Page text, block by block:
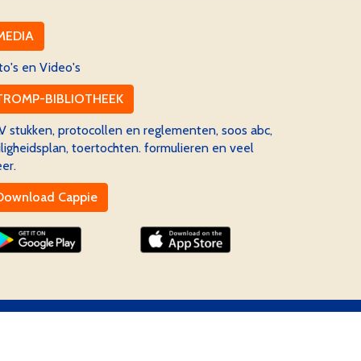
en Video's
BIBLIOTHEEK
stukken, protocollen en reglementen, soos abc,
toertochten. formulieren en veel
Cappie